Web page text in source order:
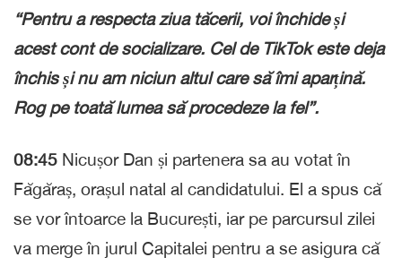
“Pentru a respecta ziua tăcerii, voi închide și
acest cont de socializare. Cel de TikTok este deja
închis și nu am niciun altul care să îmi aparțină.
Rog pe toată lumea să procedeze la fel”.
08:45 Nicușor Dan și partenera sa au votat în
Făgăraș, orașul natal al candidatului. El a spus că
se vor întoarce la București, iar pe parcursul zilei
va merge în jurul Capitalei pentru a se asigura că